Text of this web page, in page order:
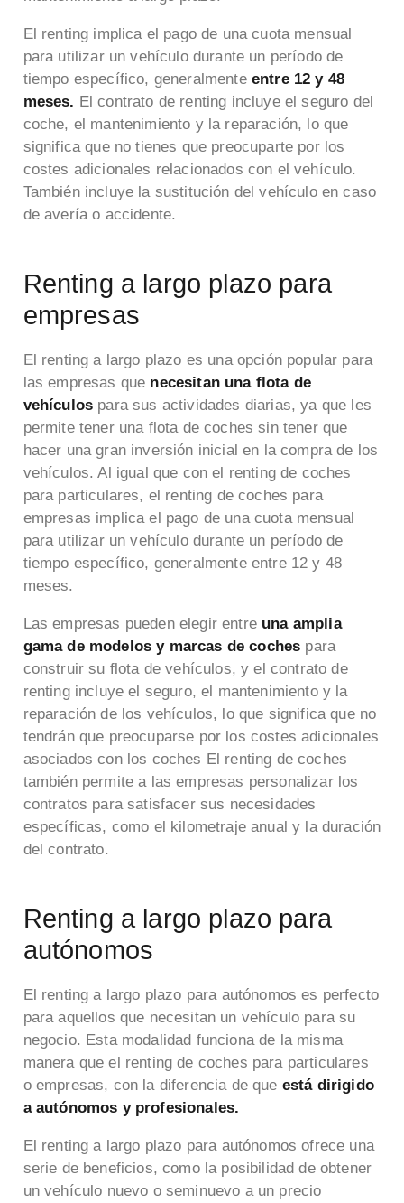
El renting implica el pago de una cuota mensual
para utilizar un vehículo durante un período de
tiempo específico, generalmenteentre 12 y 48
meses. El contrato de renting incluye el seguro del
coche, el mantenimiento y la reparación, lo que
significa que no tienes que preocuparte por los
costes adicionales relacionados con el vehículo.
También incluye la sustitución del vehículo en caso
de avería o accidente.
Renting a largo plazo para
empresas
El renting a largo plazo es una opción popular para
las empresas que necesitan una flota de
vehículos para sus actividades diarias, ya que les
permite tener una flota de coches sin tener que
hacer una gran inversión inicial en la compra de los
vehículos. Al igual que con el renting de coches
para particulares, el renting de coches para
empresas implica el pago de una cuota mensual
para utilizar un vehículo durante un período de
tiempo específico, generalmente entre 12 y 48
meses.
Las empresas pueden elegir entreuna amplia
gama de modelos y marcas de coches para
construir su flota de vehículos, y el contrato de
renting incluye el seguro, el mantenimiento y la
reparación de los vehículos, lo que significa que no
tendrán que preocuparse por los costes adicionales
asociados con los coches El renting de coches
también permite a las empresas personalizar los
contratos para satisfacer sus necesidades
específicas, como el kilometraje anual y la duración
del contrato.
Renting a largo plazo para
autónomos
El renting a largo plazo para autónomos es perfecto
para aquellos que necesitan un vehículo para su
negocio. Esta modalidad funciona de la misma
manera que el renting de coches para particulares
o empresas, con la diferencia de que está dirigido
a autónomos y profesionales.
El renting a largo plazo para autónomos ofrece una
serie de beneficios, como la posibilidad de obtener
un vehículo nuevo o seminuevo a un precio